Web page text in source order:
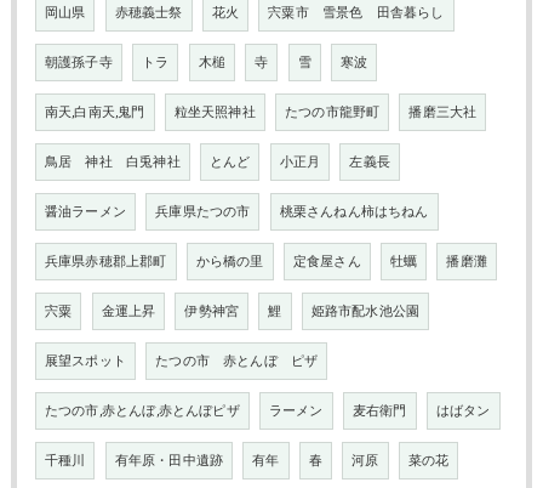
岡山県 赤穂義士祭 花火 宍粟市 雪景色 田舎暮らし
朝護孫子寺 トラ 木槌 寺 雪 寒波
南天,白南天,鬼門 粒坐天照神社 たつの市龍野町 播磨三大社
鳥居 神社 白兎神社 とんど 小正月 左義長
醤油ラーメン 兵庫県たつの市 桃栗さんねん柿はちねん
兵庫県赤穂郡上郡町 から橋の里 定食屋さん 牡蠣 播磨灘
宍粟 金運上昇 伊勢神宮 鯉 姫路市配水池公園
展望スポット たつの市 赤とんぼ ピザ
たつの市,赤とんぼ,赤とんぼピザ ラーメン 麦右衛門 はばタン
千種川 有年原・田中遺跡 有年 春 河原 菜の花